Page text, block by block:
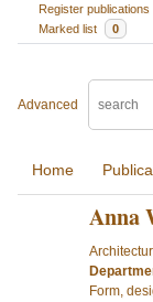
Register publications
Marked list
0
Advanced
Home
Anna
Form,